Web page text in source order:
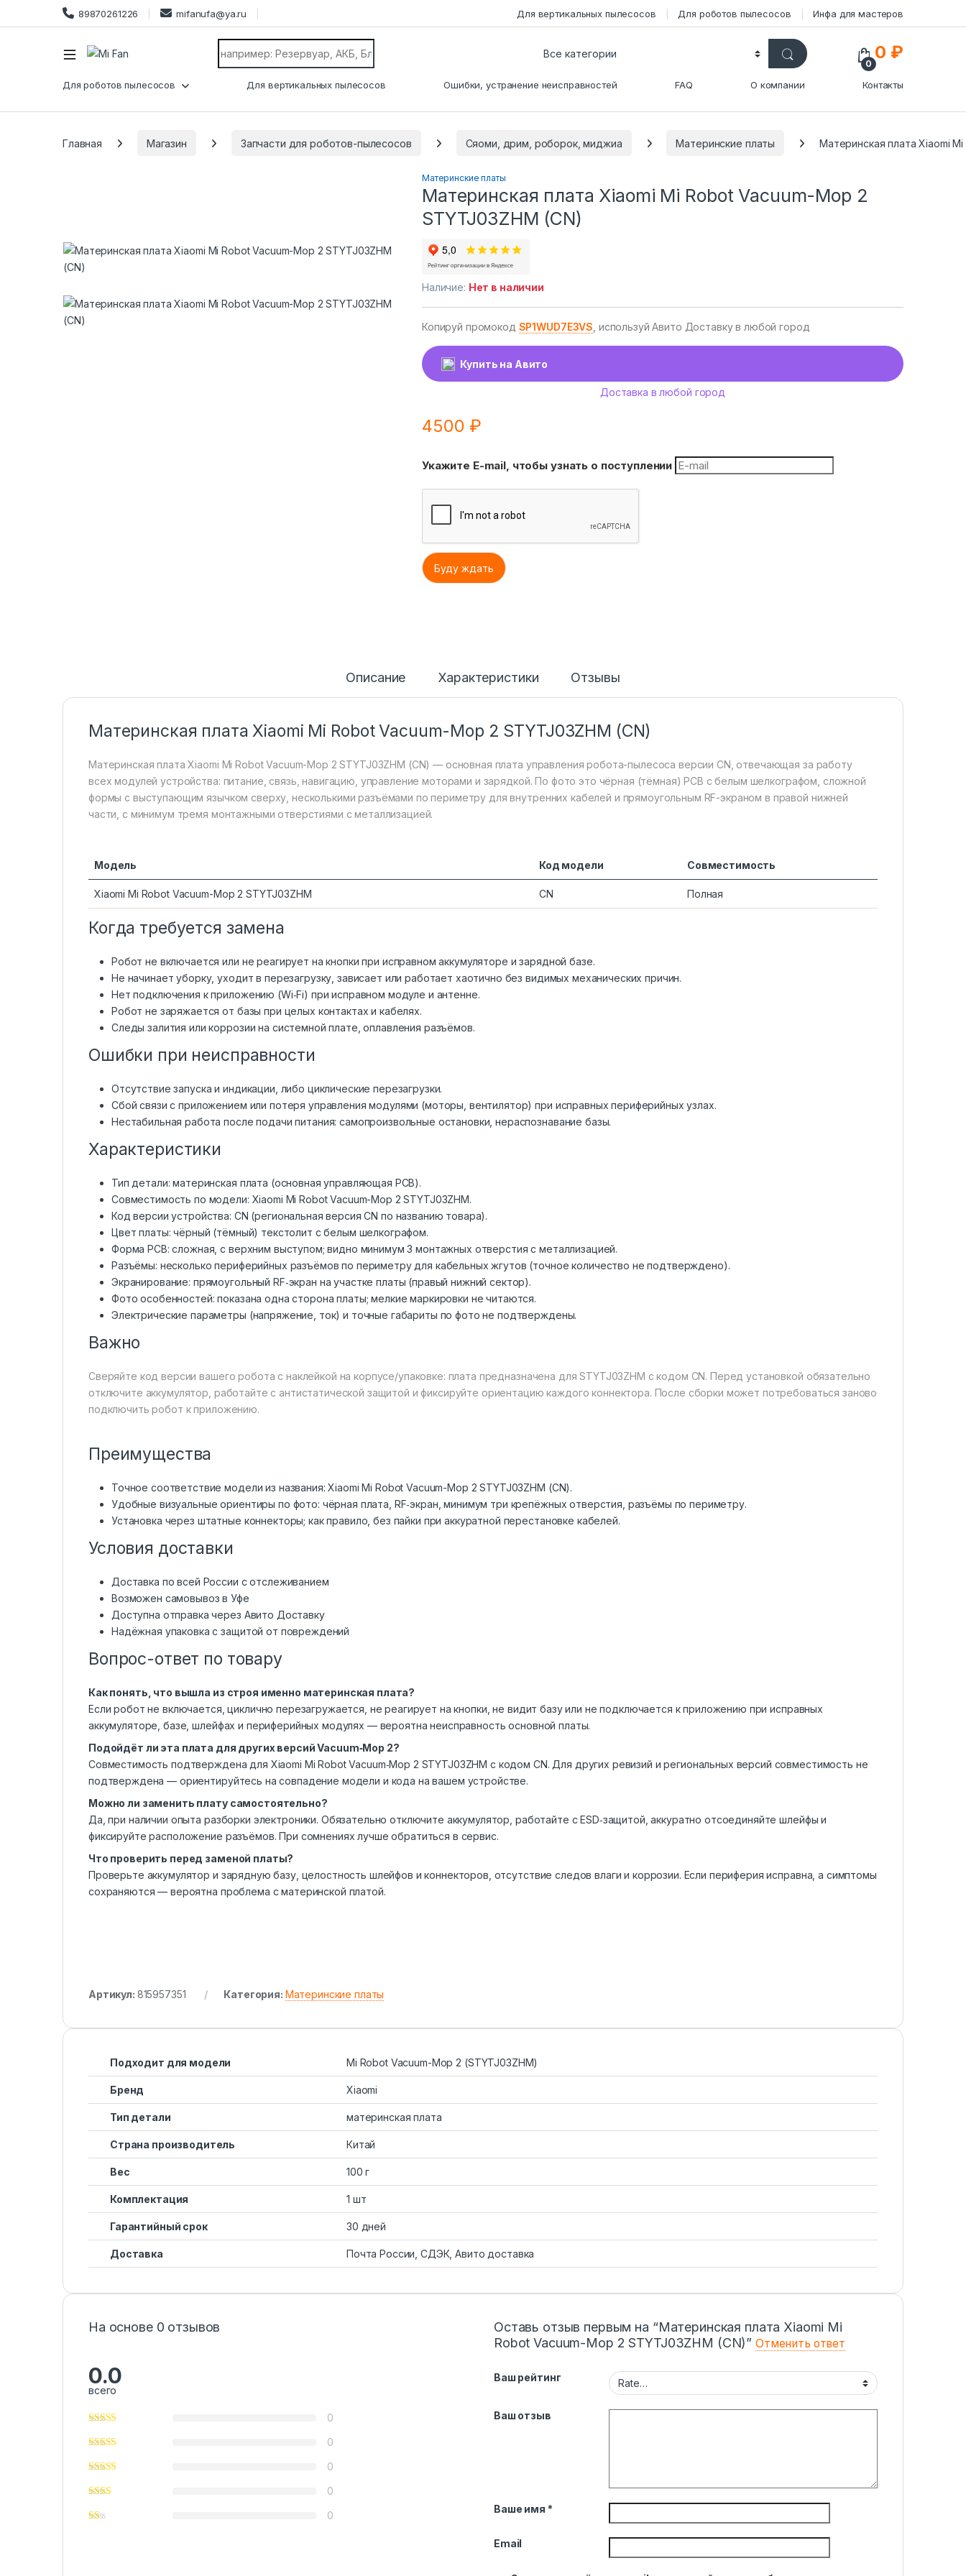
89870261226 mifanufa@ya.ru Для вертикальных пылесосов Для роботов пылесосов Инфа для мастеров
Search for:
Для роботов пылесосов Для вертикальных пылесосов Ошибки, устранение неисправностей FAQ О компании Контакты
0
0 ₽
Главная Магазин Запчасти для роботов-пылесосов Сяоми, дрим, роборок, миджиа Материнские платы Материнская плата Xiaomi
Материнские платы
Материнская плата Xiaomi Mi Robot Vacuum-Mop 2
STYTJ03ZHM (CN)
Наличие: Нет в наличии
Копируй промокод SP1WUD7E3VS, используй Авито Доставку в любой город
Купить на Авито
Доставка в любой город
4500₽
Укажите E-mail, чтобы узнать о поступлении
Описание Характеристики Отзывы
Материнская плата Xiaomi Mi Robot Vacuum-Mop 2 STYTJ03ZHM (CN)
Материнская плата Xiaomi Mi Robot Vacuum-Mop 2 STYTJ03ZHM (CN) — основная плата управления робота-пылесоса версии CN, отвечающая за работу
всех модулей устройства: питание, связь, навигацию, управление моторами и зарядкой. По фото это чёрная (тёмная) PCB с белым шелкографом, сложной
формы с выступающим язычком сверху, несколькими разъёмами по периметру для внутренних кабелей и прямоугольным RF-экраном в правой нижней
части, с минимум тремя монтажными отверстиями с металлизацией.
Модель Код модели Совместимость
Xiaomi Mi Robot Vacuum-Mop 2 STYTJ03ZHM CN Полная
Когда требуется замена
Робот не включается или не реагирует на кнопки при исправном аккумуляторе и зарядной базе.
Не начинает уборку, уходит в перезагрузку, зависает или работает хаотично без видимых механических причин.
Нет подключения к приложению (Wi‑Fi) при исправном модуле и антенне.
Робот не заряжается от базы при целых контактах и кабелях.
Следы залития или коррозии на системной плате, оплавления разъёмов.
Ошибки при неисправности
Отсутствие запуска и индикации, либо циклические перезагрузки.
Сбой связи с приложением или потеря управления модулями (моторы, вентилятор) при исправных периферийных узлах.
Нестабильная работа после подачи питания: самопроизвольные остановки, нераспознавание базы.
Характеристики
Тип детали: материнская плата (основная управляющая PCB).
Совместимость по модели: Xiaomi Mi Robot Vacuum-Mop 2 STYTJ03ZHM.
Код версии устройства: CN (региональная версия CN по названию товара).
Цвет платы: чёрный (тёмный) текстолит с белым шелкографом.
Форма PCB: сложная, с верхним выступом; видно минимум 3 монтажных отверстия с металлизацией.
Разъёмы: несколько периферийных разъёмов по периметру для кабельных жгутов (точное количество не подтверждено).
Экранирование: прямоугольный RF‑экран на участке платы (правый нижний сектор).
Фото особенностей: показана одна сторона платы; мелкие маркировки не читаются.
Электрические параметры (напряжение, ток) и точные габариты по фото не подтверждены.
Важно
Сверяйте код версии вашего робота с наклейкой на корпусе/упаковке: плата предназначена для STYTJ03ZHM с кодом CN. Перед установкой обязательно
отключите аккумулятор, работайте с антистатической защитой и фиксируйте ориентацию каждого коннектора. После сборки может потребоваться заново
подключить робот к приложению.
Преимущества
Точное соответствие модели из названия: Xiaomi Mi Robot Vacuum-Mop 2 STYTJ03ZHM (CN).
Удобные визуальные ориентиры по фото: чёрная плата, RF‑экран, минимум три крепёжных отверстия, разъёмы по периметру.
Установка через штатные коннекторы; как правило, без пайки при аккуратной перестановке кабелей.
Условия доставки
Доставка по всей России с отслеживанием
Возможен самовывоз в Уфе
Доступна отправка через Авито Доставку
Надёжная упаковка с защитой от повреждений
Вопрос-ответ по товару
Как понять, что вышла из строя именно материнская плата?
Если робот не включается, циклично перезагружается, не реагирует на кнопки, не видит базу или не подключается к приложению при исправных
аккумуляторе, базе, шлейфах и периферийных модулях — вероятна неисправность основной платы.
Подойдёт ли эта плата для других версий Vacuum‑Mop 2?
Совместимость подтверждена для Xiaomi Mi Robot Vacuum‑Mop 2 STYTJ03ZHM с кодом CN. Для других ревизий и региональных версий совместимость не
подтверждена — ориентируйтесь на совпадение модели и кода на вашем устройстве.
Можно ли заменить плату самостоятельно?
Да, при наличии опыта разборки электроники. Обязательно отключите аккумулятор, работайте с ESD‑защитой, аккуратно отсоединяйте шлейфы и
фиксируйте расположение разъёмов. При сомнениях лучше обратиться в сервис.
Что проверить перед заменой платы?
Проверьте аккумулятор и зарядную базу, целостность шлейфов и коннекторов, отсутствие следов влаги и коррозии. Если периферия исправна, а симптомы
сохраняются — вероятна проблема с материнской платой.
Артикул: 815957351 Категория: Материнские платы
Подходит для модели Mi Robot Vacuum-Mop 2 (STYTJ03ZHM)
Бренд Xiaomi
Тип детали материнская плата
Страна производитель Китай
Вес 100 г
Комплектация 1 шт
Гарантийный срок 30 дней
Доставка Почта России, СДЭК, Авито доставка
На основе 0 отзывов
0.0
всего
0
0
0
0
0
Оставь отзыв первым на “Материнская плата Xiaomi Mi
Robot Vacuum-Mop 2 STYTJ03ZHM (CN)” Отменить ответ
Ваш рейтинг
Ваш отзыв
Ваше имя *
Email